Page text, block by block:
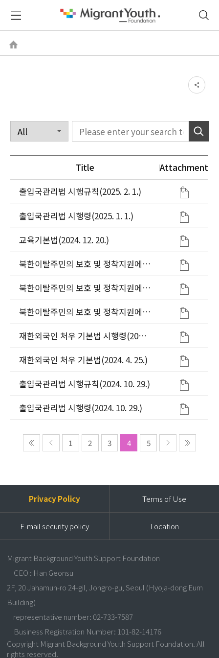
Title
Attachment
출입국관리법 시행규칙(2025. 2. 1.)
출입국관리법 시행령(2025. 1. 1.)
교육기본법(2024. 12. 20.)
북한이탈주민의 보호 및 정착지원에
관한 법률 시행규칙(2024. 11. 1.)
북한이탈주민의 보호 및 정착지원에
관한 법률 시행령(2024. 8. 7.)
북한이탈주민의 보호 및 정착지원에
관한 법률(2024. 8. 7.)
재한외국인 처우 기본법 시행령(2024.
4. 25.)
재한외국인 처우 기본법(2024. 4. 25.)
출입국관리법 시행규칙(2024. 10. 29.)
출입국관리법 시행령(2024. 10. 29.)
1 2 3 4 5
Privacy Policy Terms of Use
E-mail security policy Location
Migrant Background Youth Support Foundation
CEO : Han Geonsu
2F, 20 Jahamun-ro 24-gil, Jongro-gu, Seoul (Hyoja-dong Eum
Building)
representative number: 02-733-7587
Business Registration Number: 101-82-14176
Copyright Migrant Background Youth Support Foundation. All
rights reserved.